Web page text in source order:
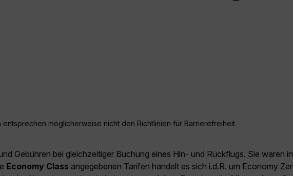
möglicherweise nicht den Richtlinien für Barrierefreiheit.
Gebühren bei gleichzeitiger Buchung eines Hin- und Rückflugs. Sie waren
Economy Class angegebenen Tarifen handelt es sich i.d.R. um Economy